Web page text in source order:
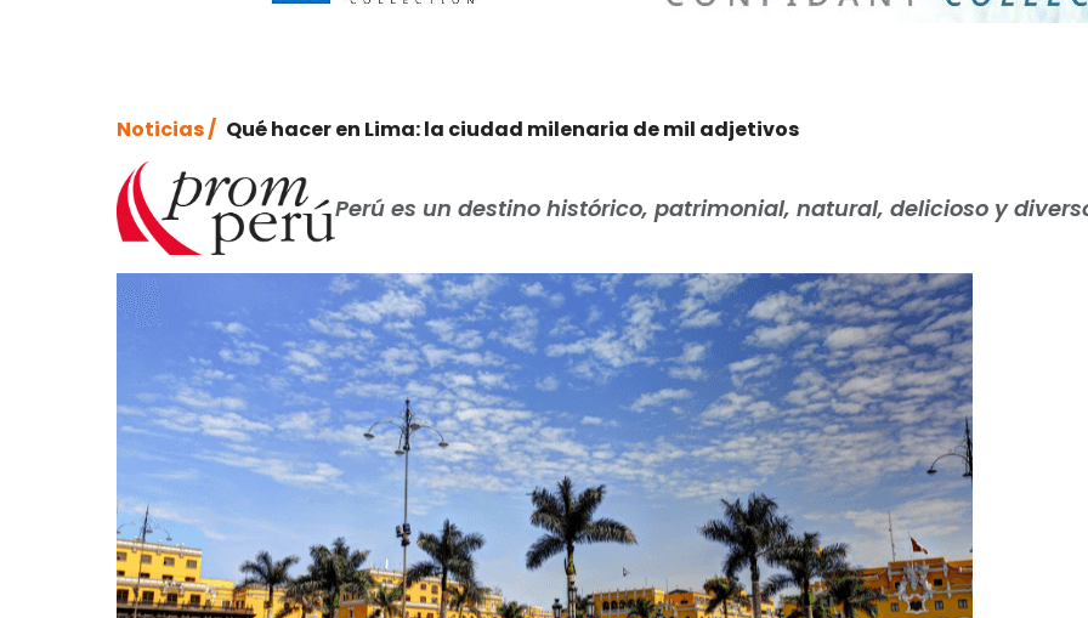
Noticias / Qué hacer en Lima: la ciudad milenaria de mil adjetivos
Perú es un destino histórico, patrimonial, natural, delicioso y